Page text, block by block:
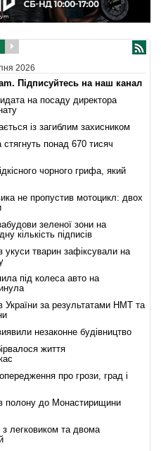
2026
Підписуйтесь на наш канал
на посаду директора
із загиблим захисником
понад 670 тисяч
чорного грифа, який
не пропустив мотоцикл: двох
зеленої зони на
кількість підписів
укуси тварин зафіксували на
під колеса авто на
за результатами НМТ та
незаконне будівництво
життя
про грози, град і
полону до Монастирищини
легковиком та двома